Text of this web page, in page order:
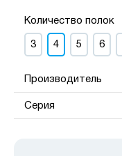
Количество полок
3 4 5 6
Производитель
Серия